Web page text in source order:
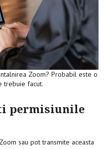
Zoom? Probabil este o
trebuie facut.
permisiunile
sau pot transmite aceasta